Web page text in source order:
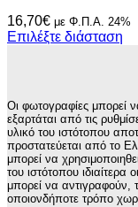
16,70€ με Φ.Π.Α. 24%
Επιλέξτε διάσταση
Οι φωτογραφίες μπορεί
εξαρτάται από τις
υλικό του ιστότοπου
προστατεύεται από το
μπορεί να
του ιστότοπου
μπορεί να αντιγραφούν,
οποιονδήποτε τρόπο